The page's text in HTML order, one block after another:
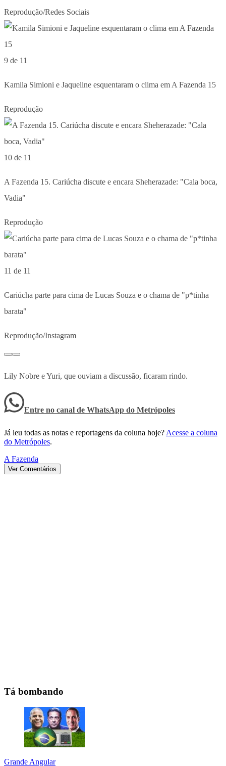
Reprodução/Redes Sociais
9 de 11
Kamila Simioni e Jaqueline esquentaram o clima em A Fazenda 15
Reprodução
10 de 11
A Fazenda 15. Cariúcha discute e encara Sheherazade: "Cala boca,
Vadia"
Reprodução
11 de 11
Cariúcha parte para cima de Lucas Souza e o chama de "p*tinha
barata"
Reprodução/Instagram
Lily Nobre e Yuri, que ouviam a discussão, ficaram rindo.
Entre no canal de WhatsApp do Metrópoles
Já leu todas as notas e reportagens da coluna hoje? Acesse a coluna
do Metrópoles.
A Fazenda
Ver Comentários
Tá bombando
Grande Angular